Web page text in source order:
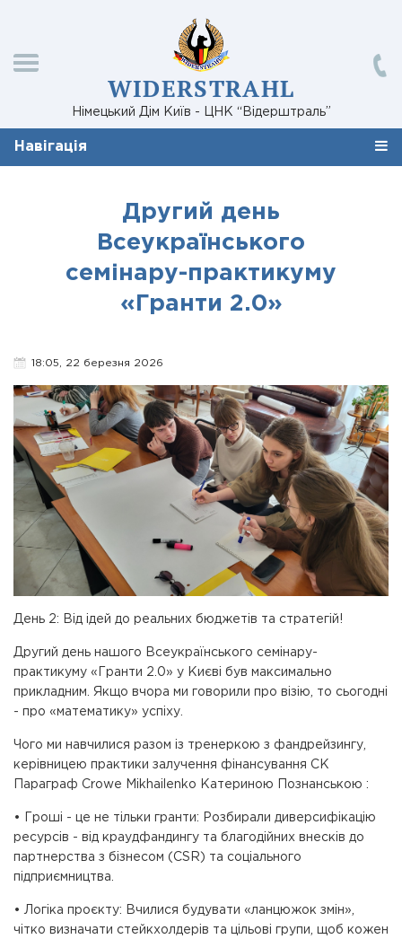
WIDERSTRAHL
Німецький Дім Київ - ЦНК “Відерштраль”
Навігація
Другий день
Всеукраїнського
семінару-практикуму
«Гранти 2.0»
18:05, 22 березня 2026
День 2: Від ідей до реальних бюджетів та стратегій!
Другий день нашого Всеукраїнського семінару-
практикуму «Гранти 2.0» у Києві був максимально
прикладним. Якщо вчора ми говорили про візію, то сьогодні
- про «математику» успіху.
Чого ми навчилися разом із тренеркою з фандрейзингу,
керівницею практики залучення фінансування СК
Параграф Crowe Mikhailenko Катериною Познанською :
• Гроші - це не тільки гранти: Розбирали диверсифікацію
ресурсів - від краудфандингу та благодійних внесків до
партнерства з бізнесом (CSR) та соціального
підприємництва.
• Логіка проєкту: Вчилися будувати «ланцюжок змін»,
чітко визначати стейкхолдерів та цільові групи, щоб кожен